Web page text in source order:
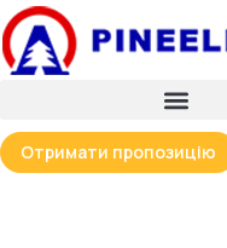
Перейти
до
вмісту
Отримати пропозицію